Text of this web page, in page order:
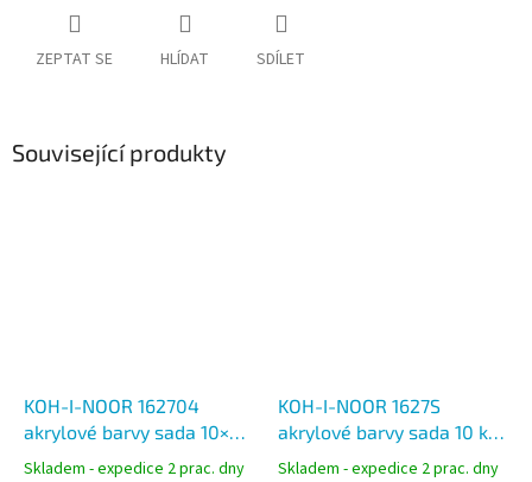
ZEPTAT SE HLÍDAT SDÍLET
Související produkty
KOH-I-NOOR 162704
akrylové barvy sada 10×40
ml, vodou ředitelné
Skladem - expedice 2 prac. dny
KOH-I-NOOR 1627S
akrylové barvy sada 10 ks
(8+2) 40 ml, vodou
Skladem - expedice 2 prac. dny